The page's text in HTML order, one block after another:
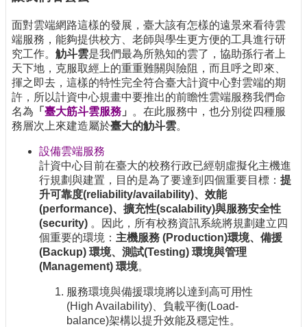
面對雲端網路這樣的發展，臺大該有怎樣的遠景來看待雲
端服務，能夠提供校方、老師與學生更方便的工具進行研
究工作。 觔斗雲是我們最為所熟知的雲了，協助孫行者上
天下地，克服取經上的重重難關與險阻，而且呼之即來、
揮之即去，這樣的特性完全符合臺大計資中心對雲端的期
許，所以計資中心規畫中要推出的前瞻性雲端服務我們命
名為 「 臺大筋斗雲服務 」
。在此服務中，也分別從四種服
務層次上來建造屬於臺大的觔斗雲。
設備雲端服務
計資中心目前在臺大的校務行政已經朝虛擬化主機進
行規劃與建置，目的是為了要達到四個重要目標： 提
升可靠度(reliability/availability)、效能
(performance)、擴充性(scalability)與服務安全性
(security) 。因此，所有校務資訊系統將規劃建立四
個重要的環境： 主機服務 (Production)環境、備援
(Backup) 環境、測試(Testing) 環境與管理
(Management) 環境。
服務環境與備援環境將以達到高可用性
(High Availability)、負載平衡(Load-
balance)架構以提升效能及穩定性。